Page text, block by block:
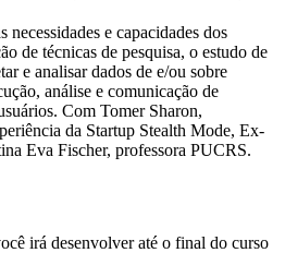
necessidades e capacidades dos
de técnicas de pesquisa, o estudo de
e analisar dados de e/ou sobre
análise e comunicação de
Com Tomer Sharon,
da Startup Stealth Mode, Ex-
Eva Fischer, professora PUCRS.
irá desenvolver até o final do curso